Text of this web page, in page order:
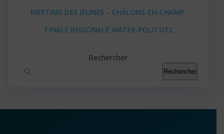
MEETING DES JEUNES – CHÂLONS-EN-CHAMP.
FINALE REGIONALE WATER-POLO U12
Rechercher
Rechercher